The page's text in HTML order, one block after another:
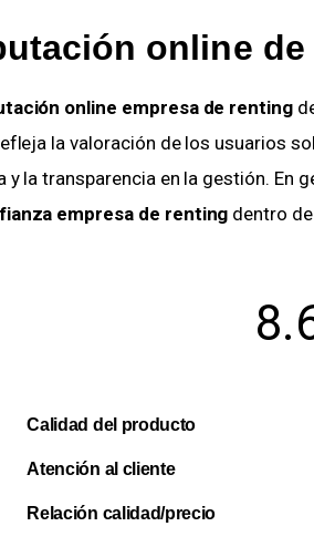
online de
online empresa de renting
la valoración de los usuarios
y la transparencia en la gestión. En
empresa de renting dentro
Calidad del producto
Atención al cliente
Relación calidad/precio